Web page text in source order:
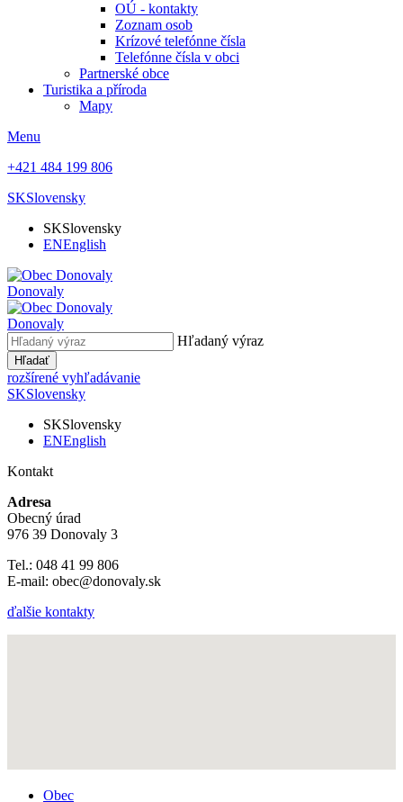
OÚ - kontakty
Zoznam osob
Krízové telefónne čísla
Telefónne čísla v obci
Partnerské obce
Turistika a příroda
Mapy
Menu
+421 484 199 806
SKSlovensky
SKSlovensky
ENEnglish
Donovaly
Donovaly
Hľadaný výraz
Hľadať
rozšírené vyhľadávanie
SKSlovensky
SKSlovensky
ENEnglish
Kontakt
Adresa
Obecný úrad
976 39 Donovaly 3
Tel.: 048 41 99 806
E-mail: obec@donovaly.sk
ďalšie kontakty
Obec